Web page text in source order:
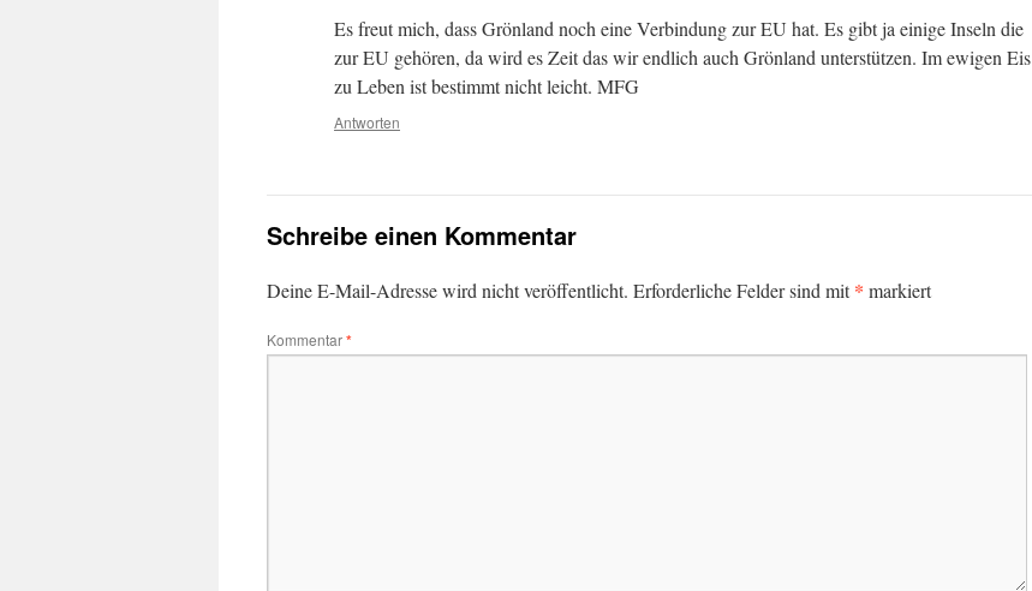
Es freut mich, dass Grönland noch eine Verbindung zur EU hat. Es gibt ja einige Inseln die
zur EU gehören, da wird es Zeit das wir endlich auch Grönland unterstützen. Im ewigen Eis
zu Leben ist bestimmt nicht leicht. MFG
Antworten
Schreibe einen Kommentar
Deine E-Mail-Adresse wird nicht veröffentlicht. Erforderliche Felder sind mit* markiert
Kommentar*